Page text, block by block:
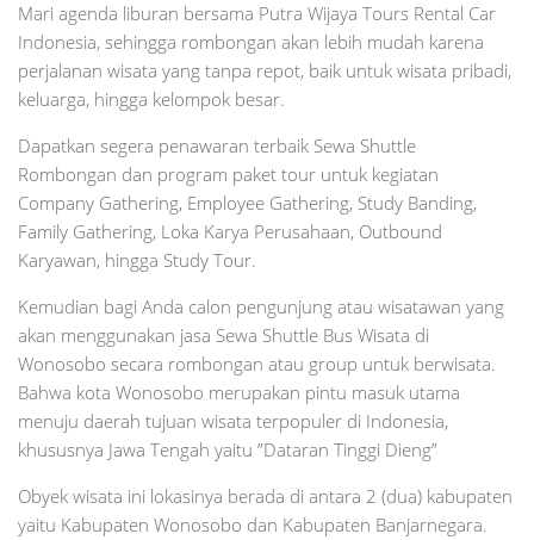
Mari agenda liburan bersama Putra Wijaya Tours Rental Car
Indonesia, sehingga rombongan akan lebih mudah karena
perjalanan wisata yang tanpa repot, baik untuk wisata pribadi,
keluarga, hingga kelompok besar.
Dapatkan segera penawaran terbaik Sewa Shuttle
Rombongan dan program paket tour untuk kegiatan
Company Gathering, Employee Gathering, Study Banding,
Family Gathering, Loka Karya Perusahaan, Outbound
Karyawan, hingga Study Tour.
Kemudian bagi Anda calon pengunjung atau wisatawan yang
akan menggunakan jasa Sewa Shuttle Bus Wisata di
Wonosobo secara rombongan atau group untuk berwisata.
Bahwa kota Wonosobo merupakan pintu masuk utama
menuju daerah tujuan wisata terpopuler di Indonesia,
khususnya Jawa Tengah yaitu ”Dataran Tinggi Dieng”
Obyek wisata ini lokasinya berada di antara 2 (dua) kabupaten
yaitu Kabupaten Wonosobo dan Kabupaten Banjarnegara.